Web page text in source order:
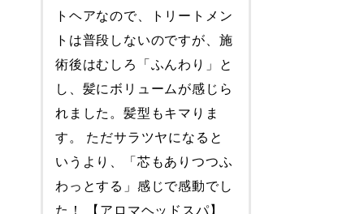
トヘアなので、トリートメン
トは普段しないのですが、施
術後はむしろ「ふんわり」と
し、髪にボリュームが感じら
れました。髪型もキマりま
す。 ただサラツヤになると
いうより、「芯もありつつふ
わっとする」感じで感動でし
た！ 【アロマヘッドスパ】